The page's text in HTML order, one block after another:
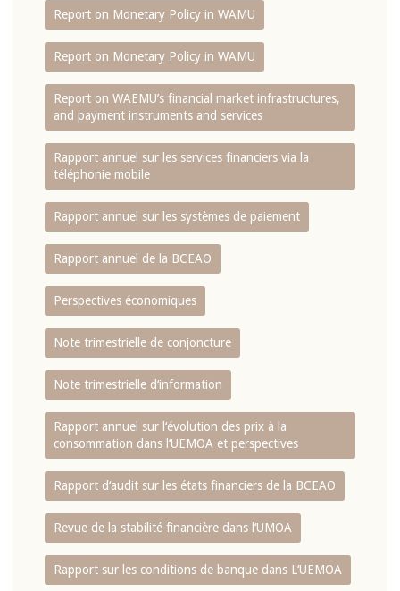
Report on Monetary Policy in WAMU
Report on Monetary Policy in WAMU
Report on WAEMU’s financial market infrastructures,
and payment instruments and services
Rapport annuel sur les services financiers via la
téléphonie mobile
Rapport annuel sur les systèmes de paiement
Rapport annuel de la BCEAO
Perspectives économiques
Note trimestrielle de conjoncture
Note trimestrielle d‘information
Rapport annuel sur l‘évolution des prix à la
consommation dans l‘UEMOA et perspectives
Rapport d‘audit sur les états financiers de la BCEAO
Revue de la stabilité financière dans l‘UMOA
Rapport sur les conditions de banque dans L‘UEMOA